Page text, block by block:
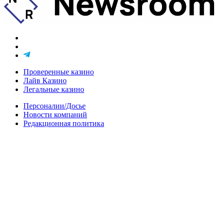
Проверенные казино
Лайв Казино
Легальные казино
Персоналии/Досье
Новости компаний
Редакционная политика